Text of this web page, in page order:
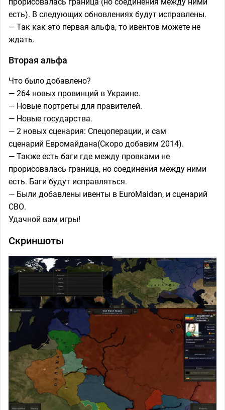
есть). В следующих обновлениях будут исправлены.
— Так как это первая альфа, то ивентов можете не
ждать.
Вторая альфа
Что было добавлено?
— 264 новых провинций в Украине.
— Новые портреты для правителей.
— Новые государства.
— 2 новых сценария: Спецоперации, и сам
сценарий Евромайдана(Скоро добавим 2014).
— Также есть баги где между провками не
прорисовалась граница, но соединения между ними
есть. Баги будут исправляться.
— Были добавлены ивенты в EuroMaidan, и сценарий
СВО.
Удачной вам игры!
Скриншоты